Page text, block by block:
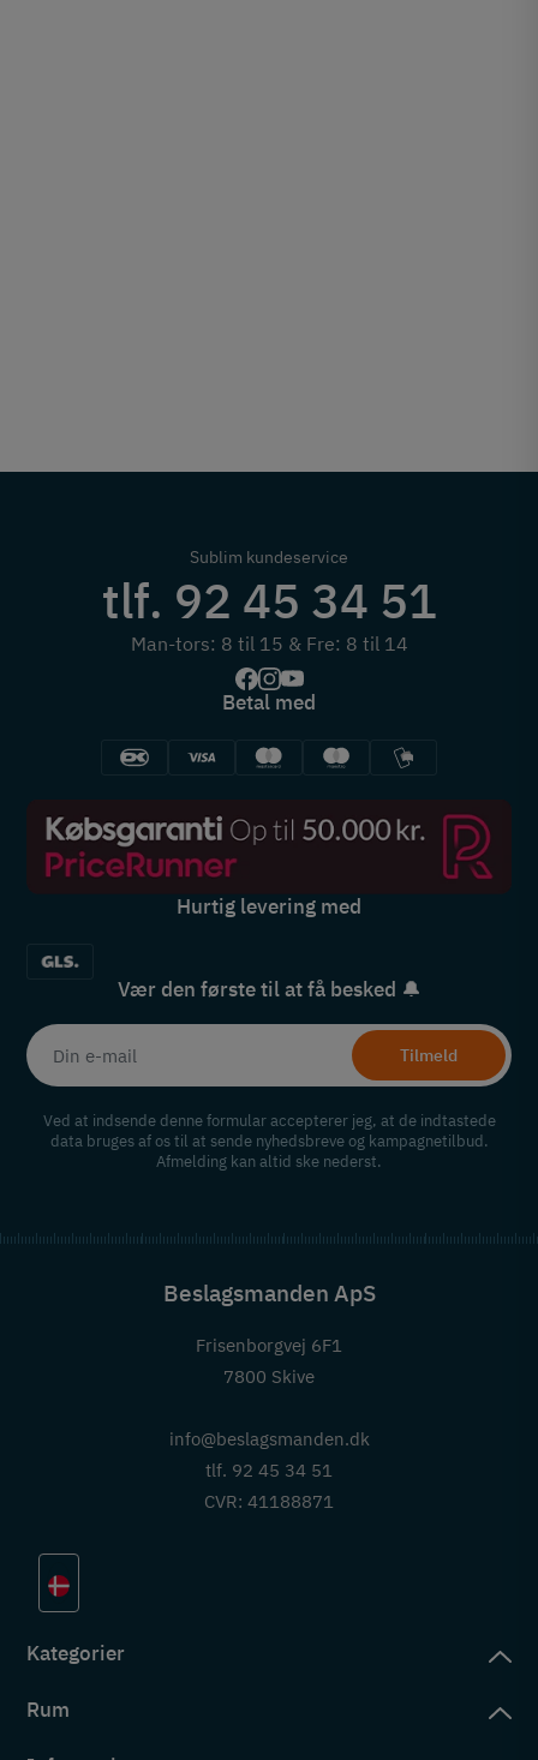
Sublim kundeservice
tlf. 92 45 34 51
Man-tors: 8 til 15 & Fre: 8 til 14
Betal med
Hurtig levering med
Vær den første til at få besked 🔔
Tilmeld
Ved at indsende denne formular accepterer jeg, at de indtastede
data bruges af os til at sende nyhedsbreve og kampagnetilbud.
Afmelding kan altid ske nederst.
Beslagsmanden ApS
Frisenborgvej 6F1
7800 Skive
info@beslagsmanden.dk
tlf. 92 45 34 51
CVR: 41188871
Kategorier
Rum